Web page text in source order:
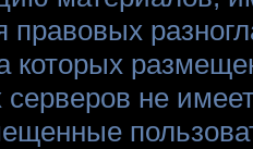
правовых
которых
не